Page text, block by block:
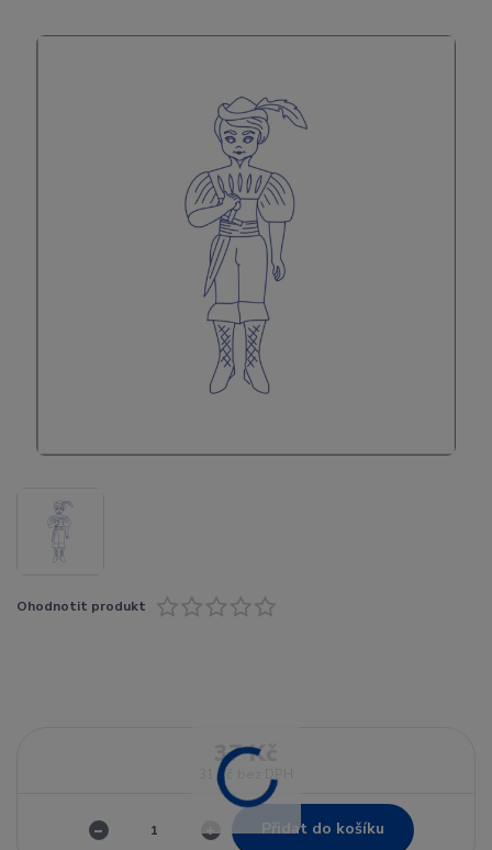
Ohodnotit produkt
37 Kč
31 Kč bez DPH
Přidat do košíku